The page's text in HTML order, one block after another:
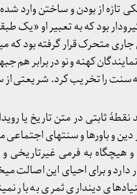
از بودن و ساختن وارد شده
بود که به تعبیر او «یک
شاه»5 بود در برابر یک نیروی جاری متحرک قرار
کهنه و نو در برابر هم
سنت را تخریب کرد. شریعتی از
ثابتی در متن تاریخ یا
و باورها و سنت­های
هیچگاه به فرمی غیرتاریخی